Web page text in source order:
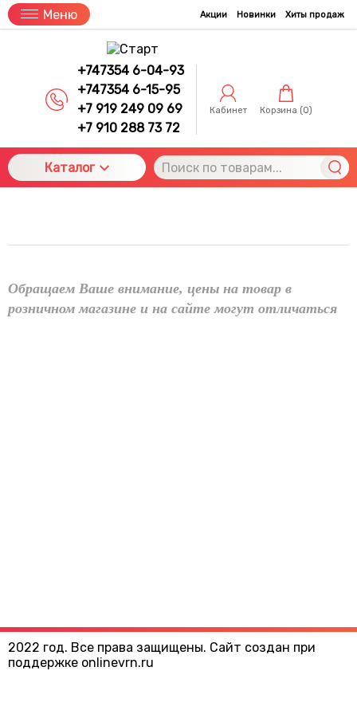
Меню Акции Новинки Хиты продаж
+747354 6-04-93
+747354 6-15-95
+7 919 249 09 69
+7 910 288 73 72
Кабинет Корзина (0)
Каталог
Обращаем Ваше внимание, цены на товар в
розничном магазине и на сайте могут отличаться
2022 год. Все права защищены. Сайт создан при
поддержке onlinevrn.ru